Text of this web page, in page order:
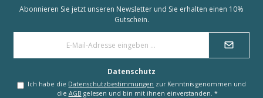
Abonnieren Sie jetzt unseren Newsletter und Sie erhalten einen 10%
Gutschein.
Datenschutz
Ich habe die Datenschutzbestimmungen zur Kenntnis genommen und
die AGB gelesen und bin mit ihnen einverstanden. *